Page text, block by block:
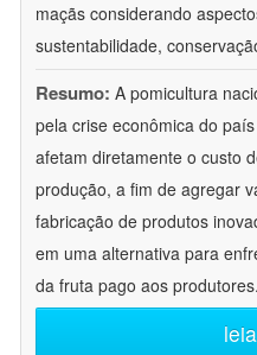
maçãs considerando
sustentabilidade,
Resumo: A pomicultura
pela crise econômica do
afetam diretamente o custo
produção, a fim de agregar
fabricação de produtos
em uma alternativa para
da fruta pago aos